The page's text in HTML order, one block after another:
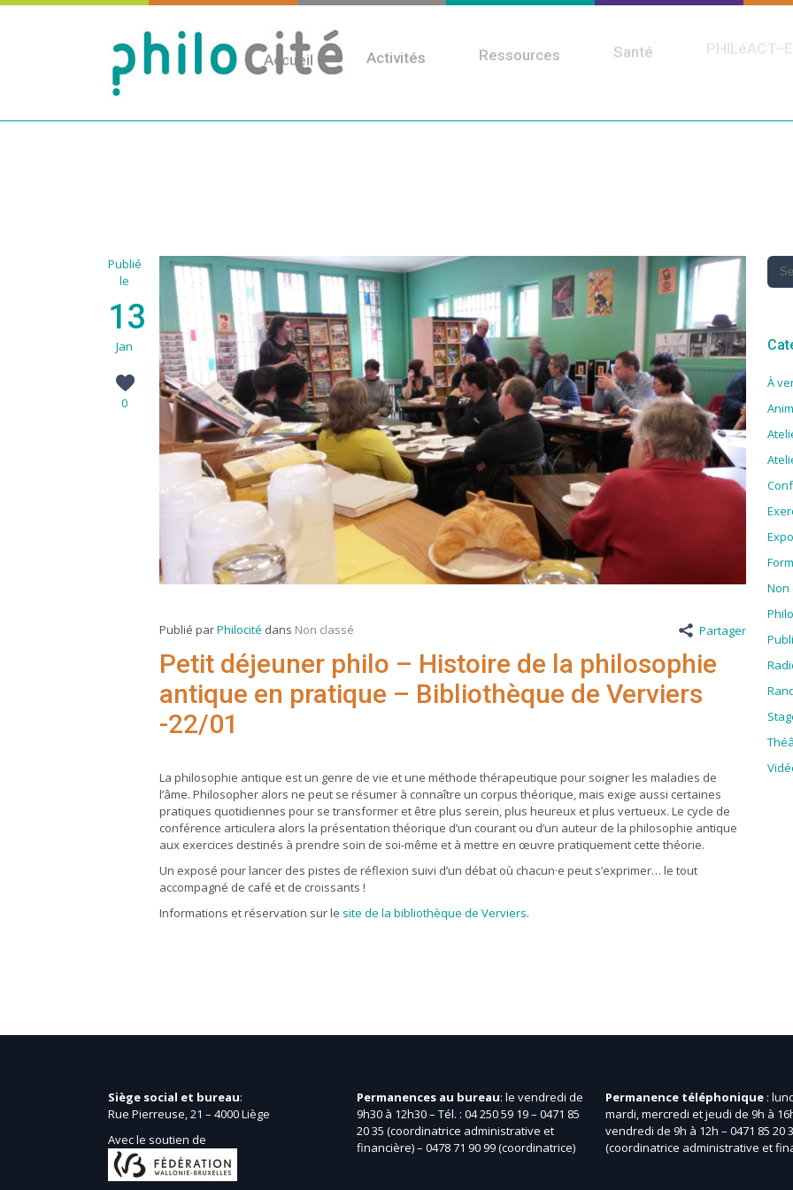
Accueil Activités Ressources Santé
Publié
le
13
Jan
0
Publié parPhilocité dans Non classé Partager
Petit déjeuner philo – Histoire de la philosophie
antique en pratique – Bibliothèque de Verviers
-22/01
La philosophie antique est un genre de vie et une méthode thérapeutique pour soigner les maladies de
l’âme. Philosopher alors ne peut se résumer à connaître un corpus théorique, mais exige aussi certaines
pratiques quotidiennes pour se transformer et être plus serein, plus heureux et plus vertueux. Le cycle de
conférence articulera alors la présentation théorique d’un courant ou d’un auteur de la philosophie antique
aux exercices destinés à prendre soin de soi-même et à mettre en œuvre pratiquement cette théorie.
Un exposé pour lancer des pistes de réflexion suivi d’un débat où chacun·e peut s’exprimer… le tout
accompagné de café et de croissants !
Informations et réservation sur le site de la bibliothèque de Verviers.
À
Non
Siège social et bureau:
Rue Pierreuse, 21 – 4000 Liège
Avec le soutien de
Permanences au bureau: le vendredi de
9h30 à 12h30 – Tél. : 04 250 59 19 – 0471 85
20 35 (coordinatrice administrative et
financière) – 0478 71 90 99 (coordinatrice)
Permanence téléphonique :
mardi, mercredi et jeudi de 9h à
vendredi de 9h à 12h – 0471 85 20
(coordinatrice administrative et